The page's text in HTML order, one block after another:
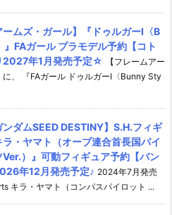
ームズ・ガール】『ドゥルガーI〈B
FAガール プラモデル予約【コト
2027年1月発売予定☆
【フレームアー
に、 『FAガール ドゥルガーI〈Bunny Sty
ンダムSEED DESTINY】S.H.フィギ
ラ・ヤマト（オーブ連合首長国パイ
Ver.）』可動フィギュア予約【バン
年12月発売予定♪ 2024年7月発売
キラ・ヤマト（コンパスパイロット ...